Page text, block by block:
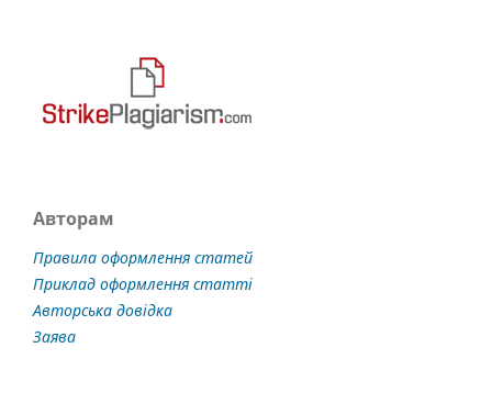
Авторам
Правила оформлення статей
Приклад оформлення статті
Авторська довідка
Заява